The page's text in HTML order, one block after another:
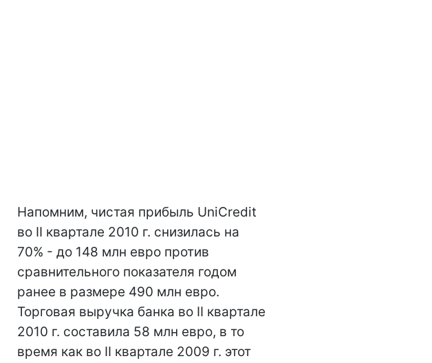
Напомним, чистая прибыль UniCredit
во II квартале 2010 г. снизилась на
70% - до 148 млн евро против
сравнительного показателя годом
ранее в размере 490 млн евро.
Торговая выручка банка во II квартале
2010 г. составила 58 млн евро, в то
время как во II квартале 2009 г. этот